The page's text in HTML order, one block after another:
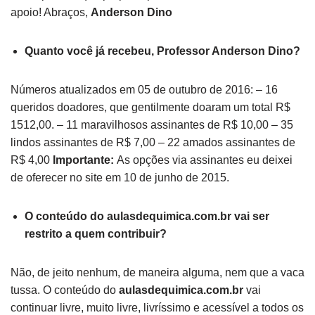
apoio! Abraços, Anderson Dino
Quanto você já recebeu, Professor Anderson Dino?
Números atualizados em 05 de outubro de 2016: – 16
queridos doadores, que gentilmente doaram um total R$
1512,00. – 11 maravilhosos assinantes de R$ 10,00 – 35
lindos assinantes de R$ 7,00 – 22 amados assinantes de
R$ 4,00 Importante: As opções via assinantes eu deixei
de oferecer no site em 10 de junho de 2015.
O conteúdo do aulasdequimica.com.br vai ser
restrito a quem contribuir?
Não, de jeito nenhum, de maneira alguma, nem que a vaca
tussa. O conteúdo do aulasdequimica.com.br vai
continuar livre, muito livre, livríssimo e acessível a todos os